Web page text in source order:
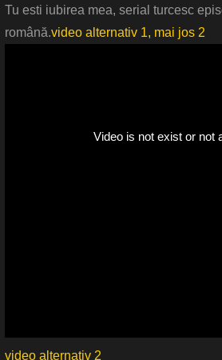
Tu esti iubirea mea, serial turcesc
română.video alternativ 1, mai jos 2
video alternativ 2